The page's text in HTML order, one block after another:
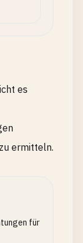
es
ermitteln.
für